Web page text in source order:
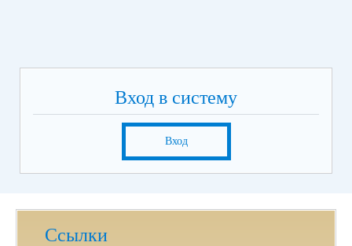
Вход в систему
Вход
Ссылки